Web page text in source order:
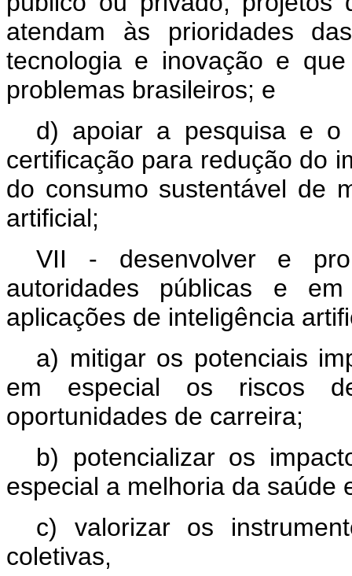
atendam às prioridades
tecnologia e inovação e
problemas brasileiros; e
d) apoiar a pesquisa e o
certificação para redução do
do consumo sustentável de
artificial;
VII - desenvolver e
autoridades públicas e
aplicações de inteligência
a) mitigar os potenciais
em especial os riscos
oportunidades de carreira;
b) potencializar os
especial a melhoria da saúde
c) valorizar os
coletivas,